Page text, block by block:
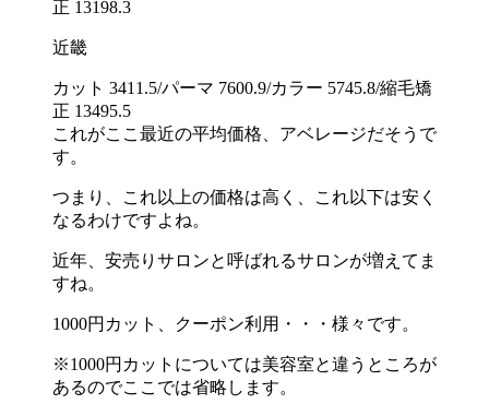
正 13198.3
近畿
カット 3411.5/パーマ 7600.9/カラー 5745.8/縮毛矯
正 13495.5
これがここ最近の平均価格、アベレージだそうで
す。
つまり、これ以上の価格は高く、これ以下は安く
なるわけですよね。
近年、安売りサロンと呼ばれるサロンが増えてま
すね。
1000円カット、クーポン利用・・・様々です。
※1000円カットについては美容室と違うところが
あるのでここでは省略します。